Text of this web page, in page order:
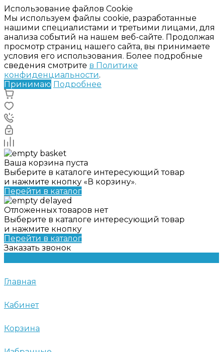
Использование файлов Cookie
Мы используем файлы cookie, разработанные
нашими специалистами и третьими лицами, для
анализа событий на нашем веб-сайте. Продолжая
просмотр страниц нашего сайта, вы принимаете
условия его использования. Более подробные
сведения смотрите в Политике
конфиденциальности.
Принимаю Подробнее
Ваша корзина пуста
Выберите в каталоге интересующий товар
и нажмите кнопку «В корзину».
Перейти в каталог
Отложенных товаров нет
Выберите в каталоге интересующий товар
и нажмите кнопку
Перейти в каталог
Заказать звонок
Главная
Кабинет
Корзина